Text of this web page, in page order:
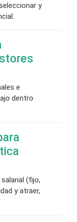
y
e
dentro
(fijo,
y atraer,